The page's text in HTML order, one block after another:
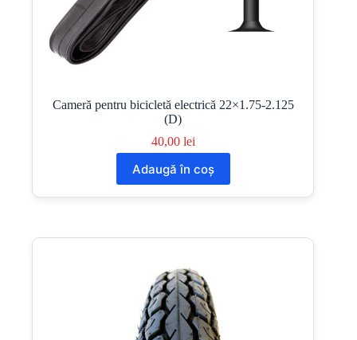
Cameră pentru bicicletă electrică 22×1.75-2.125
(D)
40,00 lei
Adaugă în coș